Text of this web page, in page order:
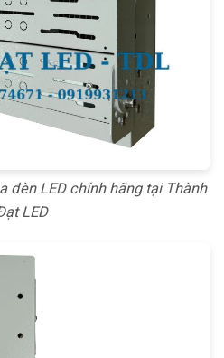
đèn LED chính hãng tại Thành
LED